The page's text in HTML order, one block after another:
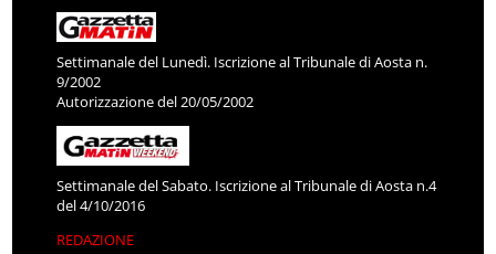
Settimanale del Lunedì. Iscrizione al Tribunale di Aosta n.
9/2002
Autorizzazione del 20/05/2002
Settimanale del Sabato. Iscrizione al Tribunale di Aosta n.4
del 4/10/2016
REDAZIONE